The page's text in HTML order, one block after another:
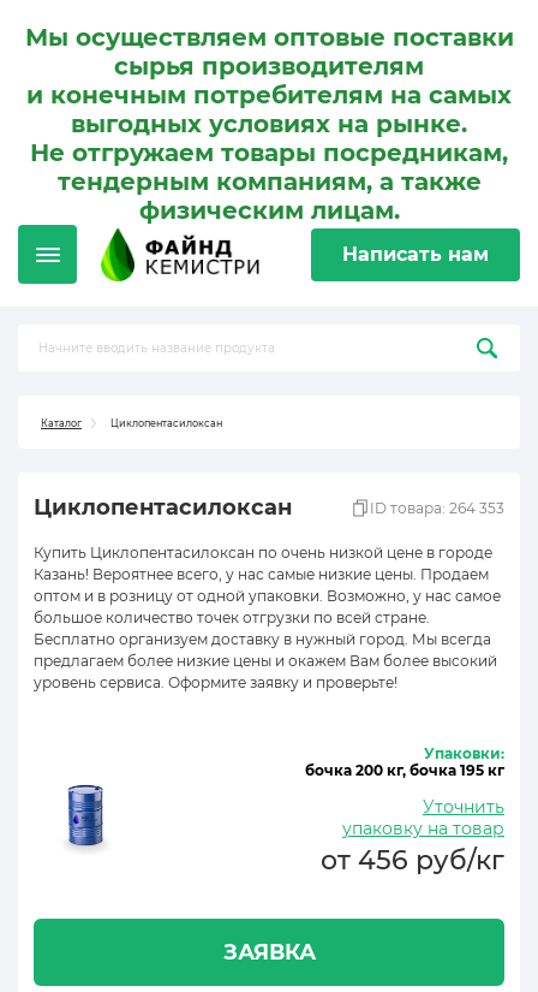
Мы осуществляем оптовые поставки
сырья производителям
и конечным потребителям на самых
выгодных условиях на рынке.
Не отгружаем товары посредникам,
тендерным компаниям, а также
физическим лицам.
Написать нам
Каталог Циклопентасилоксан
Циклопентасилоксан ID товара: 264 353
Купить Циклопентасилоксан по очень низкой цене в городе
Казань! Вероятнее всего, у нас самые низкие цены. Продаем
оптом и в розницу от одной упаковки. Возможно, у нас самое
большое количество точек отгрузки по всей стране.
Бесплатно организуем доставку в нужный город. Мы всегда
предлагаем более низкие цены и окажем Вам более высокий
уровень сервиса. Оформите заявку и проверьте!
Упаковки:
бочка 200 кг, бочка 195 кг
Уточнить
упаковку на товар
от 456 руб/кг
ЗАЯВКА